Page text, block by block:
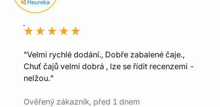
"Velmi rychlé dodání., Dobře zabalené čaje.,
Chuť čajů velmi dobrá , lze se řídit recenzemi -
nelžou."
Ověřený zákazník, před 1 dnem